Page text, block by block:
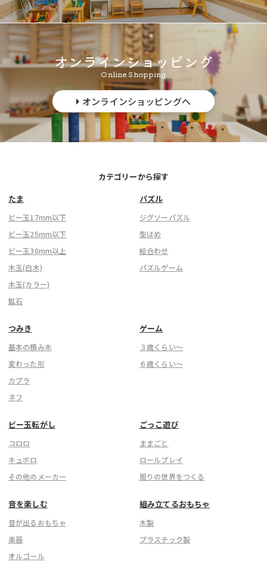
オンラインショッピング
Online Shopping
オンラインショッピングへ
カテゴリーから探す
たま
ビー玉17mm以下
ビー玉25mm以下
ビー玉30mm以上
木玉(白木)
木玉(カラー)
鉱石
パズル
ジグソーパズル
型はめ
絵合わせ
パズルゲーム
つみき
基本の積み木
変わった形
カプラ
ネフ
ゲーム
３歳くらい〜
６歳くらい〜
ビー玉転がし
コロロ
キュボロ
その他のメーカー
ごっこ遊び
ままごと
ロールプレイ
周りの世界をつくる
音を楽しむ
音が出るおもちゃ
楽器
オルゴール
組み立てるおもちゃ
木製
プラスチック製